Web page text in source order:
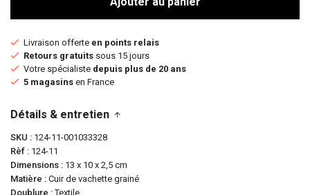
Livraison offerte en points relais
Retours gratuits sous 15 jours
Votre spécialiste depuis plus de 20 ans
5 magasins en France
Détails & entretien
SKU
124-11-001033328
Rèf
124-11
Dimensions
13 x 10 x 2,5 cm
Matière
Cuir de vachette grainé
Doublure
Textile